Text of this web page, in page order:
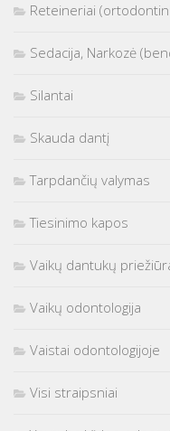
Reteineriai
Sedacija, Narkozė
Silantai
Skauda dantį
Tarpdančių valymas
Tiesinimo kapos
Vaikų dantukų
Vaikų odontologija
Vaistai odontologijoje
Visi straipsniai